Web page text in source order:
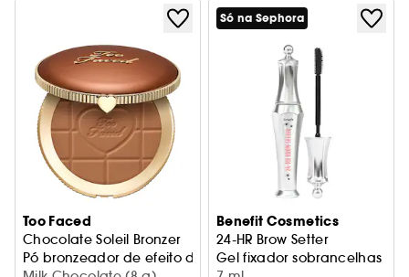
Too Faced
Chocolate Soleil Bronzer
Pó bronzeador de efeito difusor com acabamento mate
Só na Sephora
Benefit Cosmetics
24-HR Brow Setter
Gel fixador sobrancelhas